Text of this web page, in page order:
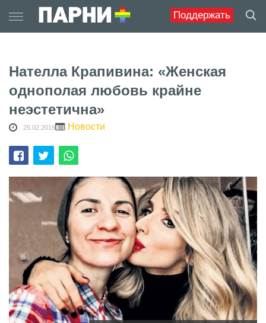
Поддержать
to
content
Нателла Крапивина: «Женская
однополая любовь крайне
неэстетична»
25.02.2019 Новости